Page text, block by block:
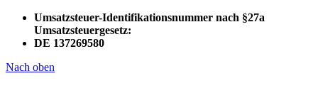
Umsatzsteuer-Identifikationsnummer nach §27a
Umsatzsteuergesetz:
DE 137269580
Nach oben